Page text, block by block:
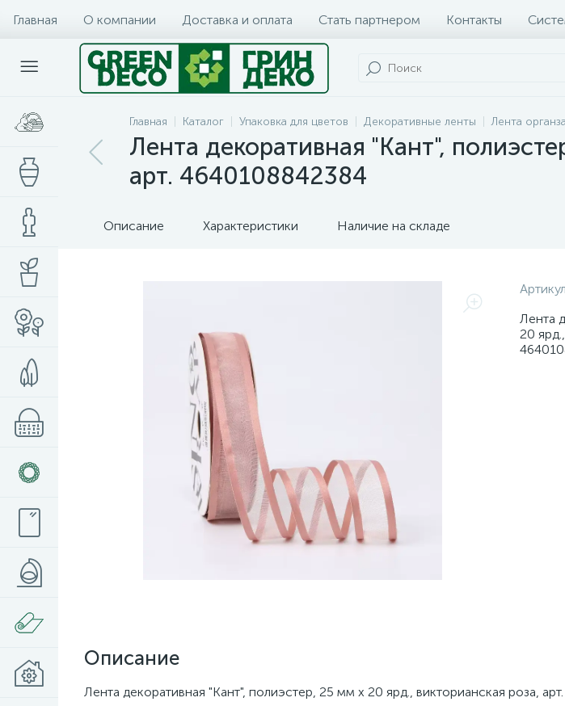
Главная О компании Доставка и оплата Стать партнером Контакты
Главная Каталог Упаковка для цветов Декоративные ленты Лента органза
Лента декоративная "Кант",
арт. 4640108842384
Описание Характеристики Наличие на складе
Лента
20
Описание
Лента декоративная "Кант", полиэстер, 25 мм х 20 ярд., викторианская роза,